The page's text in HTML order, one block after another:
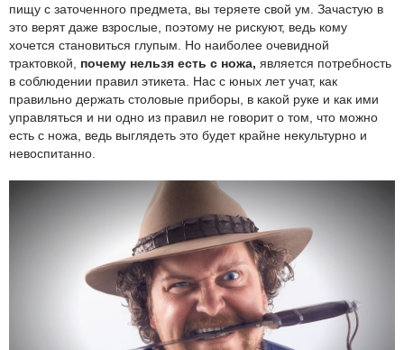
пищу с заточенного предмета, вы теряете свой ум. Зачастую в
это верят даже взрослые, поэтому не рискуют, ведь кому
хочется становиться глупым. Но наиболее очевидной
трактовкой, почему нельзя есть с ножа, является потребность
в соблюдении правил этикета. Нас с юных лет учат, как
правильно держать столовые приборы, в какой руке и как ими
управляться и ни одно из правил не говорит о том, что можно
есть с ножа, ведь выглядеть это будет крайне некультурно и
невоспитанно.